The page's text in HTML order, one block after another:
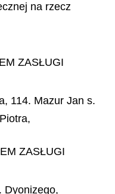
na rzecz
ZASŁUGI
114. Mazur Jan s.
ZASŁUGI
Dyonizego,